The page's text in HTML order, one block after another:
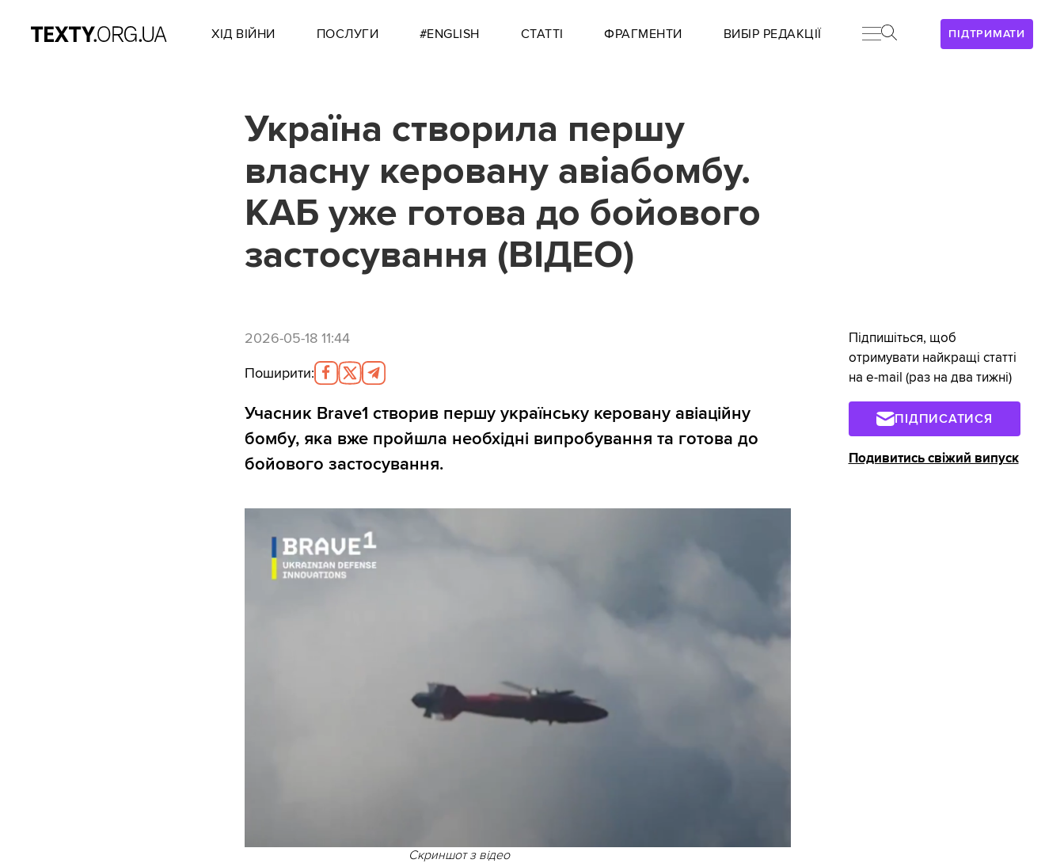
ПІДТРИМАТИ
ХІД ВІЙНИ ПОСЛУГИ #ENGLISH СТАТТІ ФРАГМЕНТИ ВИБІР РЕДАКЦІЇ
Україна створила першу
власну керовану авіабомбу.
КАБ уже готова до бойового
застосування (ВІДЕО)
2026-05-18 11:44
Поширити:
Учасник Brave1 створив першу українську керовану авіаційну
бомбу, яка вже пройшла необхідні випробування та готова до
бойового застосування.
Скриншот з відео
Підпишіться, щоб
отримувати найкращі статті
на e-mail (раз на два тижні)
ПІДПИСАТИСЯ
Подивитись свіжий випуск